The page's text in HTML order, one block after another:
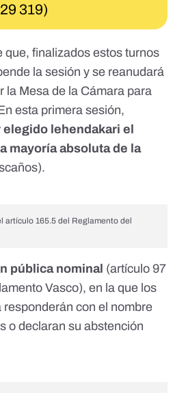
319)
que, finalizados estos turnos
la sesión y se reanudará
la Mesa de la Cámara para
esta primera sesión,
lehendakari el
mayoría absoluta de la
artículo 165.5 del Reglamento del
pública nominal (artículo 97
Vasco), en la que los
con el nombre
o declaran su abstención